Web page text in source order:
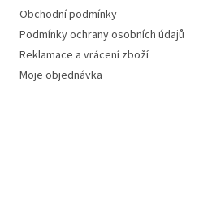
í
p
Obchodní podmínky
Podmínky ochrany osobních údajů
Reklamace a vrácení zboží
Moje objednávka